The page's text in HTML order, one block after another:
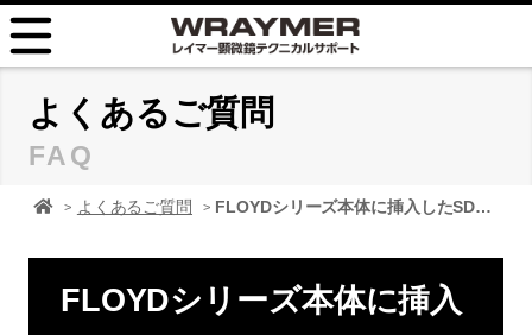
HOME
FAQ
TIPS
取扱説明書
よくあるご質問
FAQ
顕微鏡 レイマーHOME
よくあるご質問 FLOYDシリーズ本体に挿入したSDカードに撮影画像が保存できない
FLOYDシリーズ本体に挿入